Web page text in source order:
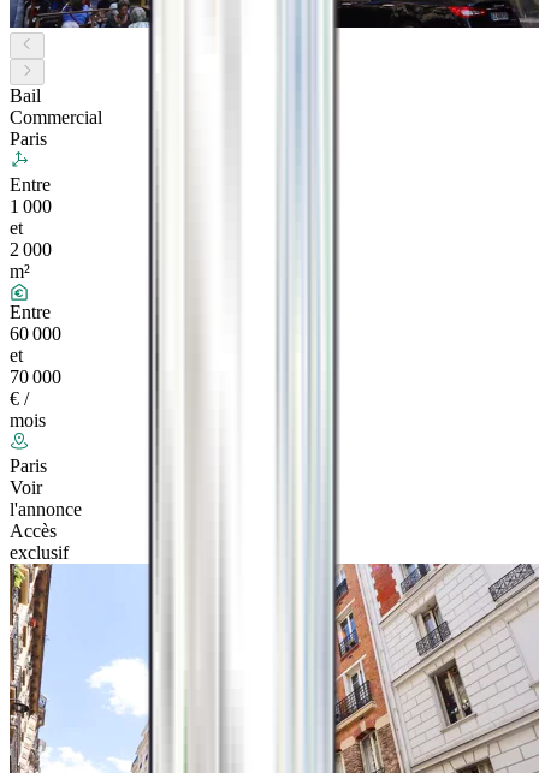
Bail
Commercial
Paris
Entre
1 000
et
2 000
m²
Entre
60 000
et
70 000
€ /
mois
Paris
Voir
l'annonce
Accès
exclusif